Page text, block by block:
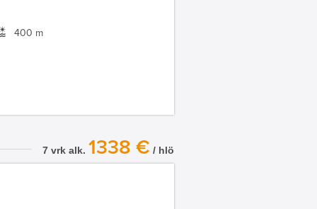
400 m
7 vrk alk. 1338 € / hlö